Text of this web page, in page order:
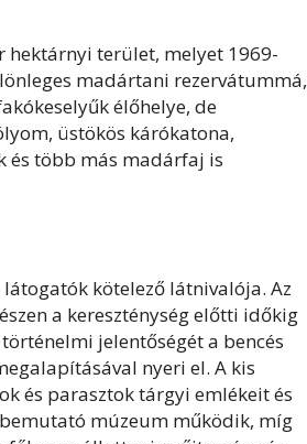
hektárnyi terület, melyet 1969-
madártani rezervátummá,
élőhelye, de
üstökös kárókatona,
és több más madárfaj is
kötelező látnivalója. Az
a kereszténység előtti időkig
jelentőségét a bencés
nyeri el. A kis
és parasztok tárgyi emlékeit és
múzeum működik, míg